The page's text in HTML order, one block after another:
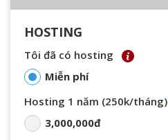
HOSTING
Tôi đã có hosting
Miễn phí
Hosting 1 năm (250k/tháng)
3,000,000đ